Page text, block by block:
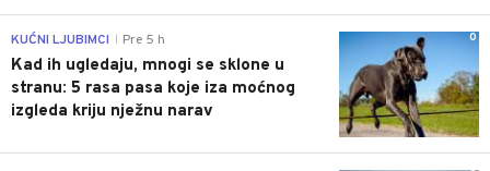
0
KUĆNI LJUBIMCI Pre 5 h
Kad ih ugledaju, mnogi se sklone u
stranu: 5 rasa pasa koje iza moćnog
izgleda kriju nježnu narav